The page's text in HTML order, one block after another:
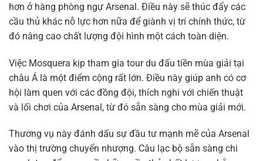
hơn ở hàng phòng ngự Arsenal. Điều này sẽ thúc đẩy các
cầu thủ khác nỗ lực hơn nữa để giành vị trí chính thức, từ
đó nâng cao chất lượng đội hình một cách toàn diện.
Việc Mosquera kịp tham gia tour du đấu tiền mùa giải tại
châu Á là một điểm cộng rất lớn. Điều này giúp anh có cơ
hội làm quen với các đồng đội, thích nghi với chiến thuật
và lối chơi của Arsenal, từ đó sẵn sàng cho mùa giải mới.
Thương vụ này đánh dấu sự đầu tư mạnh mẽ của Arsenal
vào thị trường chuyển nhượng. Câu lạc bộ sẵn sàng chi